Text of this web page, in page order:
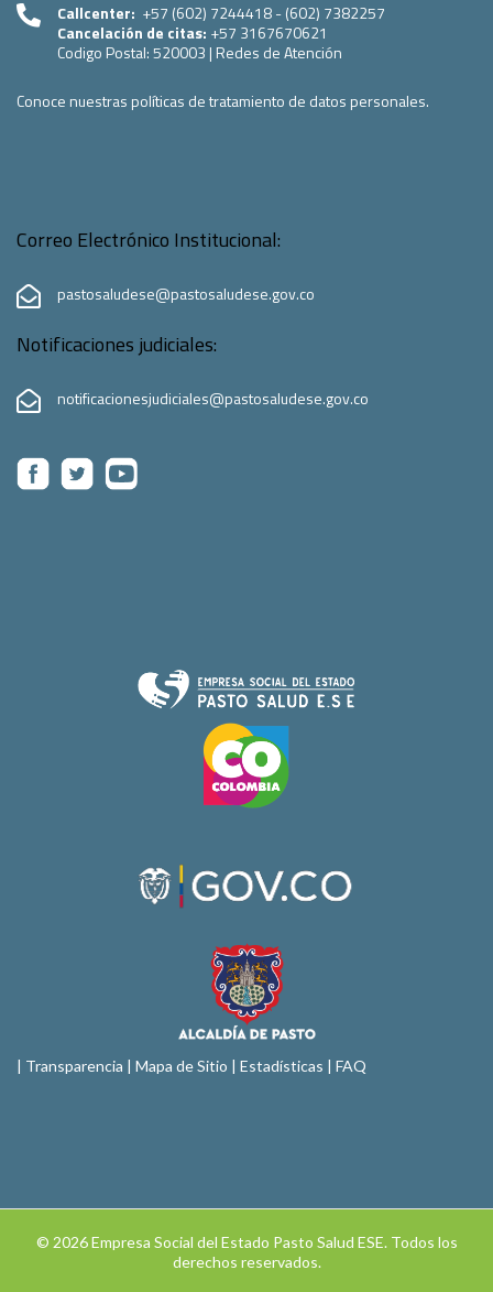
Callcenter: +57 (602) 7244418 - (602) 7382257
Cancelación de citas: +57 3167670621
Codigo Postal:520003 | Redes de Atención
Conoce nuestras políticas de tratamiento de datos personales.
Correo Electrónico Institucional:
pastosaludese@pastosaludese.gov.co
Notificaciones judiciales:
notificacionesjudiciales@pastosaludese.gov.co
| Transparencia | Mapa de Sitio | Estadísticas | FAQ
© 2026 Empresa Social del Estado Pasto Salud ESE. Todos los
derechos reservados.